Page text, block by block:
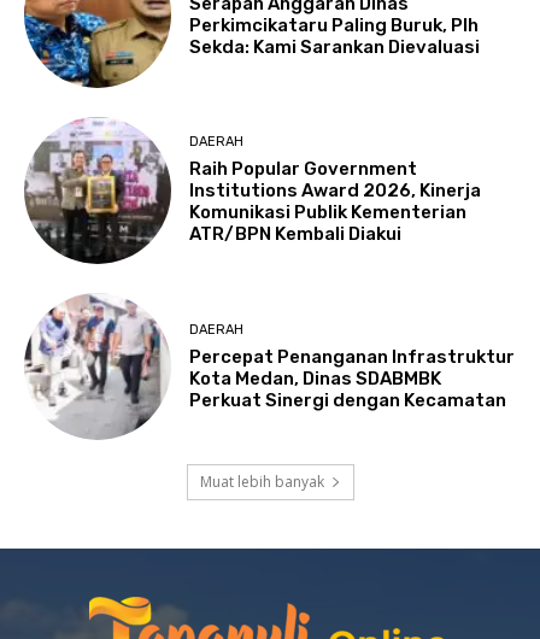
Perkimcikataru Paling Buruk, Plh
Sekda: Kami Sarankan Dievaluasi
DAERAH
Raih Popular Government
Institutions Award 2026, Kinerja
Komunikasi Publik Kementerian
ATR/BPN Kembali Diakui
DAERAH
Percepat Penanganan Infrastruktur
Kota Medan, Dinas SDABMBK
Perkuat Sinergi dengan Kecamatan
Muat lebih banyak